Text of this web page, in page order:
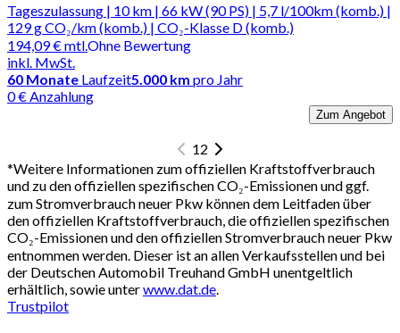
Tageszulassung | 10 km | 66 kW (90 PS) | 5,7 l/100km (komb.) |
129 g CO₂/km (komb.) | CO₂-Klasse D (komb.)
194,09 €mtl.
inkl. MwSt.
Ohne Bewertung
60 Monate Laufzeit5.000 km pro Jahr
0 € Anzahlung
Zum Angebot
12
*Weitere Informationen zum offiziellen Kraftstoffverbrauch
und zu den offiziellen spezifischen CO₂-Emissionen und ggf.
zum Stromverbrauch neuer Pkw können dem Leitfaden über
den offiziellen Kraftstoffverbrauch, die offiziellen spezifischen
CO₂-Emissionen und den offiziellen Stromverbrauch neuer Pkw
entnommen werden. Dieser ist an allen Verkaufsstellen und bei
der Deutschen Automobil Treuhand GmbH unentgeltlich
erhältlich, sowie unterwww.dat.de
Trustpilot